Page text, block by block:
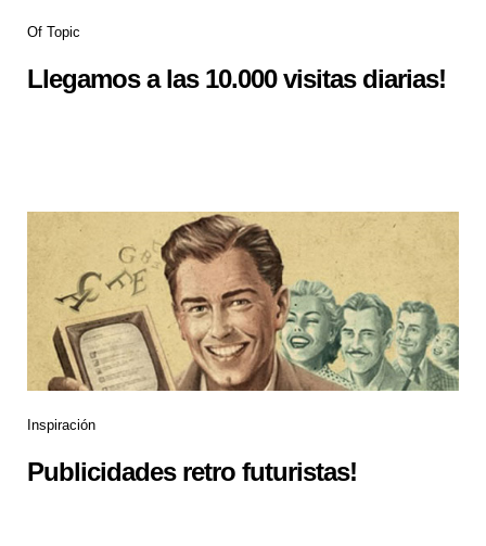
Of Topic
Llegamos a las 10.000 visitas diarias!
Inspiración
Publicidades retro futuristas!